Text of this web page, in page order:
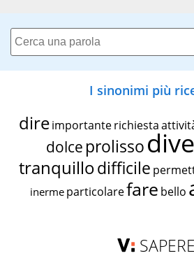
I sinonimi più
dire importante richiesta
dolce prolisso
tranquillodifficile
inerme particolarefare bello
SAPERE